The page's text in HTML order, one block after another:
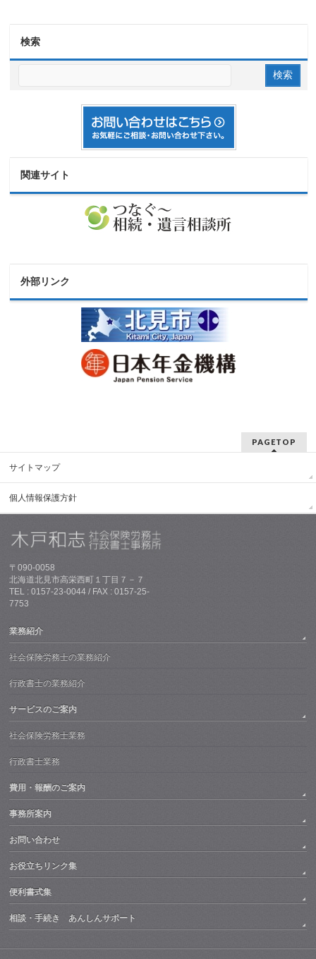
検索
関連サイト
外部リンク
PAGETOP
サイトマップ
個人情報保護方針
〒090-0058
北海道北見市高栄西町１丁目７－７
TEL : 0157-23-0044 / FAX : 0157-25-
7753
業務紹介
社会保険労務士の業務紹介
行政書士の業務紹介
サービスのご案内
社会保険労務士業務
行政書士業務
費用・報酬のご案内
事務所案内
お問い合わせ
お役立ちリンク集
便利書式集
相談・手続き あんしんサポート